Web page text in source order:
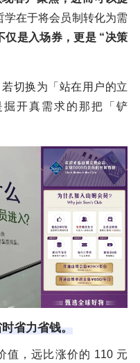
学在于将会员制转化为需
仅是入场券，更是 “决策
切换为「站在用户的立
开真需求的那把「铲
省力省钱。
值，远比涨价的 110 元